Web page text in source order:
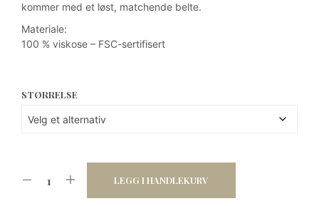
kommer med et løst, matchende belte.
Materiale:
100 % viskose – FSC-sertifisert
STØRRELSE
LEGG I HANDLEKURV